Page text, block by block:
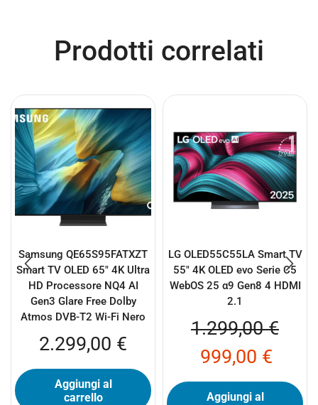
Prodotti correlati
Samsung QE65S95FATXZT
Smart TV OLED 65″ 4K Ultra
HD Processore NQ4 AI
Gen3 Glare Free Dolby
Atmos DVB-T2 Wi-Fi Nero
2.299,00 €
Aggiungi al
carrello
LG OLED55C55LA Smart TV
55″ 4K OLED evo Serie C5
WebOS 25 α9 Gen8 4 HDMI
2.1
1.299,00€
999,00 €
Aggiungi al